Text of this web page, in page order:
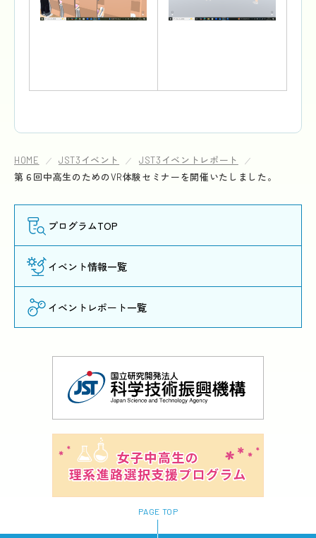
HOME JST3イベント
JST3イベントレポート
第６回中高生のためのVR体験セミナーを開催いたしました。
プログラムTOP
イベント情報一覧
イベントレポート一覧
PAGE TOP